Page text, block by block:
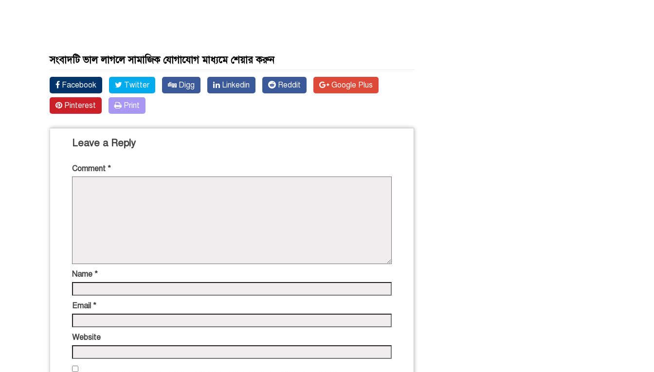
সংবাদটি ভাল লাগলে সামাজিক যোগাযোগ মাধ্যমে শেয়ার করুন
Facebook Twitter Digg Linkedin Reddit Google Plus
Pinterest Print
Leave a Reply
Comment *
Name *
Email *
Website